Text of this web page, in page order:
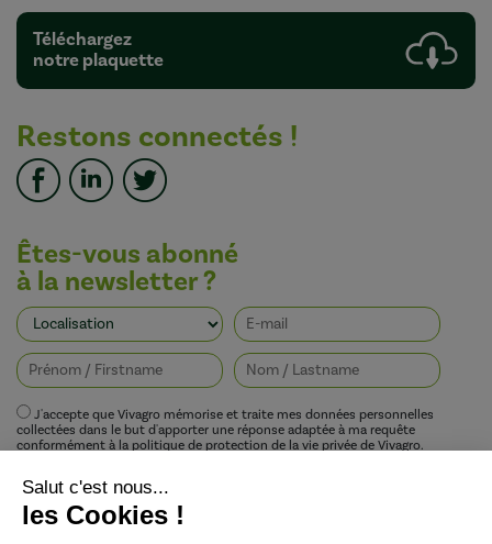
Téléchargez
notre plaquette
Restons connectés !
Êtes-vous abonné
à la newsletter ?
J'accepte que Vivagro mémorise et traite mes données personnelles
collectées dans le but d'apporter une réponse adaptée à ma requête
conformément à la politique de protection de la vie privée de Vivagro.
Vivagro's privacy policy.